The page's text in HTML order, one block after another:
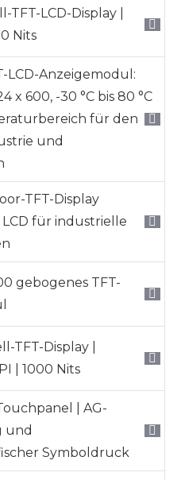
TFT-LCD-Display |
Nits
LCD-Anzeigemodul:
x 600, -30 °C bis 80 °C
für den
und
TFT-Display
LCD für industrielle
gebogenes TFT-
TFT-Display |
| 1000 Nits
| AG-
und
Symboldruck